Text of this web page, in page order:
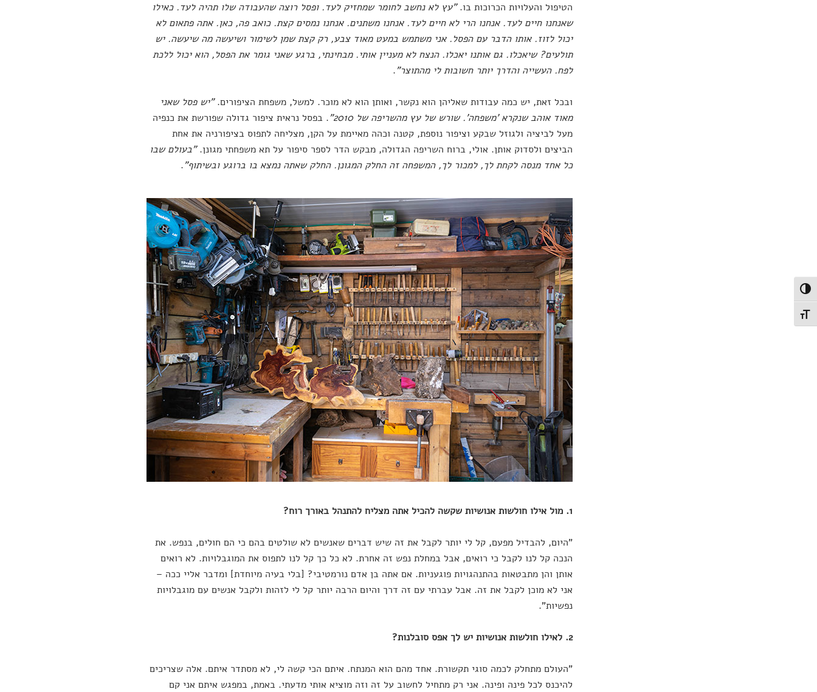
הפעל/כבה ניגודיות גבוהה
מתג גודל גופן
הטיפול והעלויות הכרוכות בו."עץ לא נחשב לחומר שמחזיק לעד. ופסל רוצה שהעבודה שלו תהיה לעד. כאילו
שאנחנו חיים לעד. אנחנו הרי לא חיים לעד. אנחנו משתנים. אנחנו נמסים קצת. כואב פה, כאן. אתה פתאום לא
יכול לזוז. אותו הדבר עם הפסל. אני משתמש במעט מאוד צבע, רק קצת שמן לשימור ושיעשה מה שיעשה. יש
תולעים? שיאכלו. גם אותנו יאכלו. הנצח לא מעניין אותי. מבחינתי, ברגע שאני גומר את הפסל, הוא יכול ללכת
לפח. העשייה והדרך יותר חשובות לי מהתוצר".
ובכל זאת, יש כמה עבודות שאליהן הוא נקשר, ואותן הוא לא מוכר. למשל, משפחת הציפורים."יש פסל שאני
מאוד אוהב שנקרא 'משפחה'. שורש של עץ מהשריפה של 2010"
. בפסל נראית ציפור גדולה שפורשת את כנפיה
מעל לביציה ולגוזל שבקע וציפור נוספת, קטנה וכהה מאיימת על הקן, מצליחה לתפוס בציפורניה את אחת
הביצים ולסדוק אותן. אולי, ברוח השריפה הגדולה, מבקש הדר לספר סיפור על תא משפחתי מגונן."בעולם שבו
כל אחד מנסה לקחת לך, למכור לך, המשפחה זה החלק המגונן. החלק שאתה נמצא בו ברוגע ובשיתוף".
1. מול אילו חולשות אנושיות שקשה להכיל אתה מצליח להתנהל באורך רוח?
"היום, להבדיל מפעם, קל לי יותר לקבל את זה שיש דברים שאנשים לא שולטים בהם כי הם חולים, בנפש. את
הנכה קל לנו לקבל כי רואים, אבל במחלת נפש זה אחרת. לא כל כך קל לנו לתפוס את המוגבלויות. לא רואים
אותן והן מתבטאות בהתנהגויות פוגעניות. אם אתה בן אדם נורמטיבי? [בלי בעיה מיוחדת] ומדבר אליי ככה –
אני לא מוכן לקבל את זה. אבל עברתי עם זה דרך והיום הרבה יותר קל לי לזהות ולקבל אנשים עם מוגבלויות
נפשיות".
2. לאילו חולשות אנושיות יש לך אפס סובלנות?
"העולם מתחלק לכמה סוגי תקשורת. אחד מהם הוא המנתח. איתם הכי קשה לי, לא מסתדר איתם. אלה שצריכים
להיכנס לכל פינה ופינה. אני רק מתחיל לחשוב על זה וזה מוציא אותי מדעתי. באמת, במפגש איתם אני קם